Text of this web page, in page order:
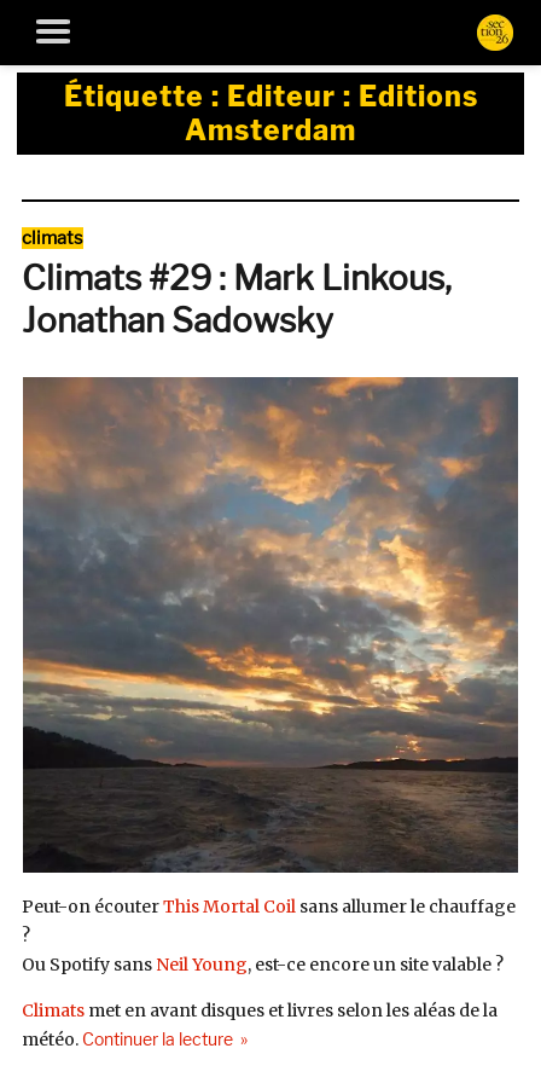
Étiquette : Editeur : Editions
Amsterdam
Catégories
climats
Climats #29 : Mark Linkous,
Jonathan Sadowsky
Peut-on écouterThis Mortal Coil sans allumer le chauffage
?
Ou Spotify sans Neil Young, est-ce encore un site valable ?
Climatsmet en avant disques et livres selon les aléas de la
météo. Continuer la lecturede « Climats #29 : Mark Linkous,